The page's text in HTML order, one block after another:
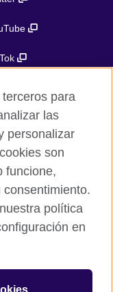
charity in
para
las
personalizar
son
funcione,
política
en